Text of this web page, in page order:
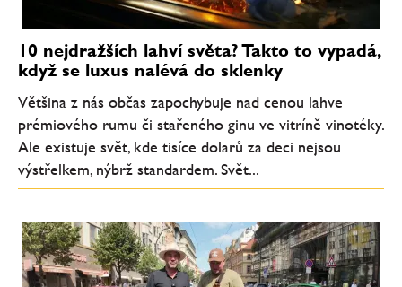
10 nejdražších lahví světa? Takto to vypadá,
když se luxus nalévá do sklenky
Většina z nás občas zapochybuje nad cenou lahve
prémiového rumu či stařeného ginu ve vitríně vinotéky.
Ale existuje svět, kde tisíce dolarů za deci nejsou
výstřelkem, nýbrž standardem. Svět...